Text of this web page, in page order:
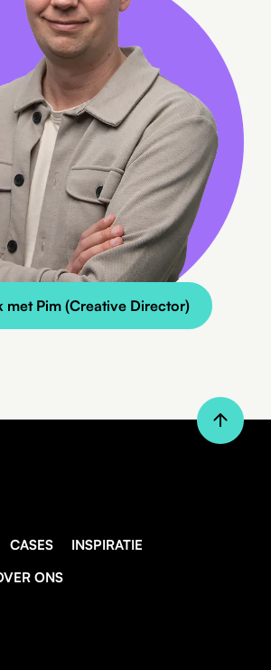
met Pim (Creative Director)
CASES
INSPIRATIE
ONS